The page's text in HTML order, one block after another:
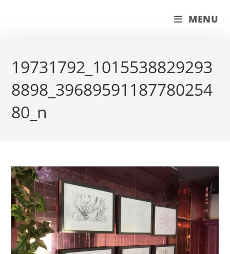
MENU
19731792_1015538829293
8898_39689591187780254
80_n